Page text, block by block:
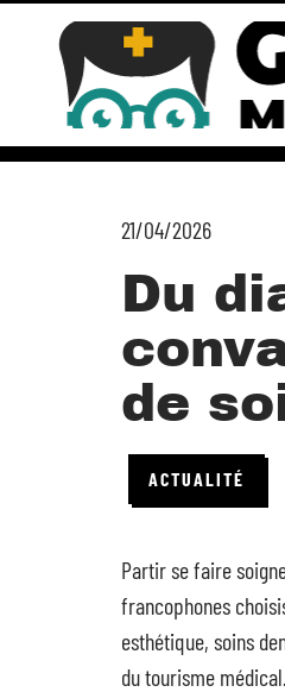
21/04/2026
Du
de
ACTUALITÉ
Partir se faire
francophones
esthétique, soins
du tourisme